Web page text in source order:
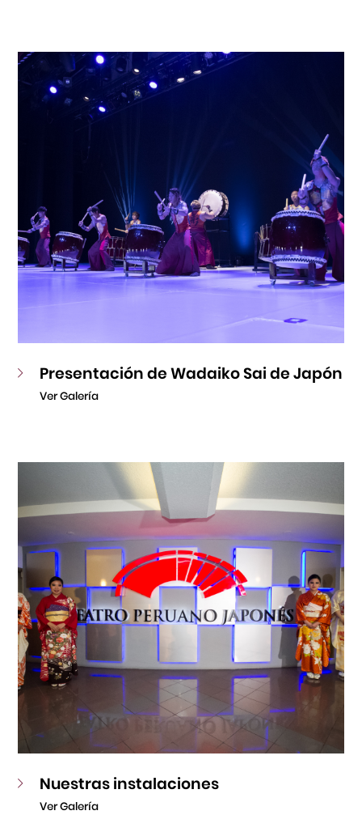
Presentación de Wadaiko Sai de Japón
Ver Galería
Nuestras instalaciones
Ver Galería